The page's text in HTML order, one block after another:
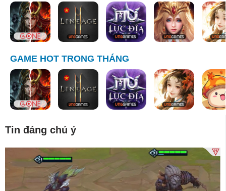
GAME HOT TRONG THÁNG
Tin đáng chú ý